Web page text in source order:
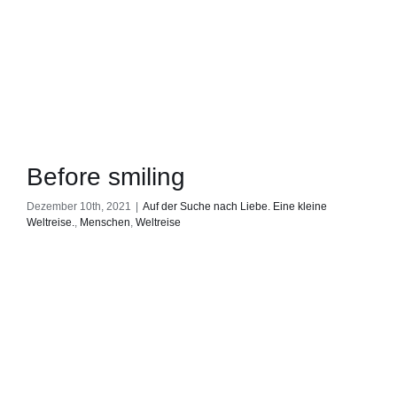
Before smiling
Dezember 10th, 2021 | Auf der Suche nach Liebe. Eine kleine
Weltreise.
Menschen Weltreise